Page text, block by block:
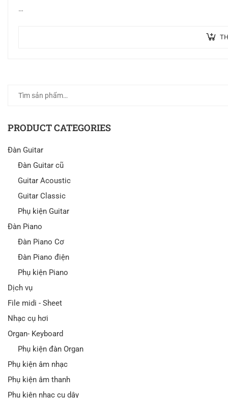
…
PRODUCT CATEGORIES
Đàn Guitar
Đàn Guitar cũ
Guitar Acoustic
Guitar Classic
Phụ kiện Guitar
Đàn Piano
Đàn Piano Cơ
Đàn Piano điện
Phụ kiện Piano
Dịch vụ
File midi - Sheet
Nhạc cụ hơi
Organ- Keyboard
Phụ kiện đàn Organ
Phụ kiện âm nhạc
Phụ kiện âm thanh
Phụ kiện nhạc cụ dây